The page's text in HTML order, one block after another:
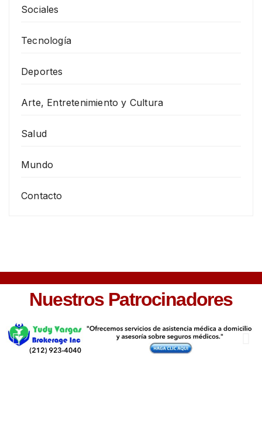
Sociales
Tecnología
Deportes
Arte, Entretenimiento y Cultura
Salud
Mundo
Contacto
Nuestros Patrocinadores